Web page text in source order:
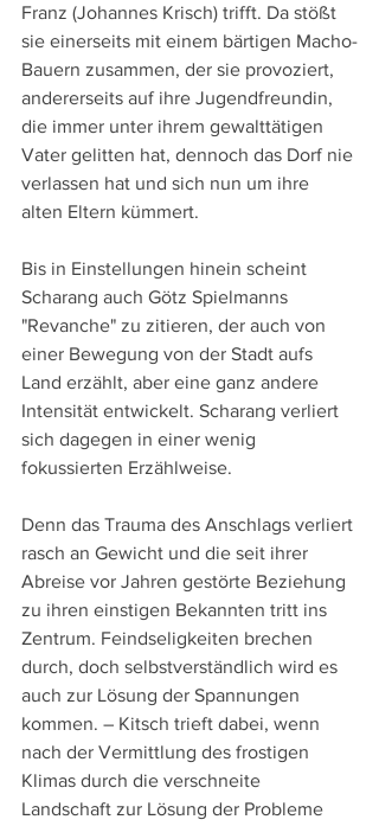
Franz (Johannes Krisch) trifft. Da stößt
sie einerseits mit einem bärtigen Macho-
Bauern zusammen, der sie provoziert,
andererseits auf ihre Jugendfreundin,
die immer unter ihrem gewalttätigen
Vater gelitten hat, dennoch das Dorf nie
verlassen hat und sich nun um ihre
alten Eltern kümmert.
Bis in Einstellungen hinein scheint
Scharang auch Götz Spielmanns
"Revanche" zu zitieren, der auch von
einer Bewegung von der Stadt aufs
Land erzählt, aber eine ganz andere
Intensität entwickelt. Scharang verliert
sich dagegen in einer wenig
fokussierten Erzählweise.
Denn das Trauma des Anschlags verliert
rasch an Gewicht und die seit ihrer
Abreise vor Jahren gestörte Beziehung
zu ihren einstigen Bekannten tritt ins
Zentrum. Feindseligkeiten brechen
durch, doch selbstverständlich wird es
auch zur Lösung der Spannungen
kommen. – Kitsch trieft dabei, wenn
nach der Vermittlung des frostigen
Klimas durch die verschneite
Landschaft zur Lösung der Probleme